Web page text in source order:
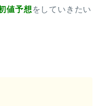
値予想 をしていきたい